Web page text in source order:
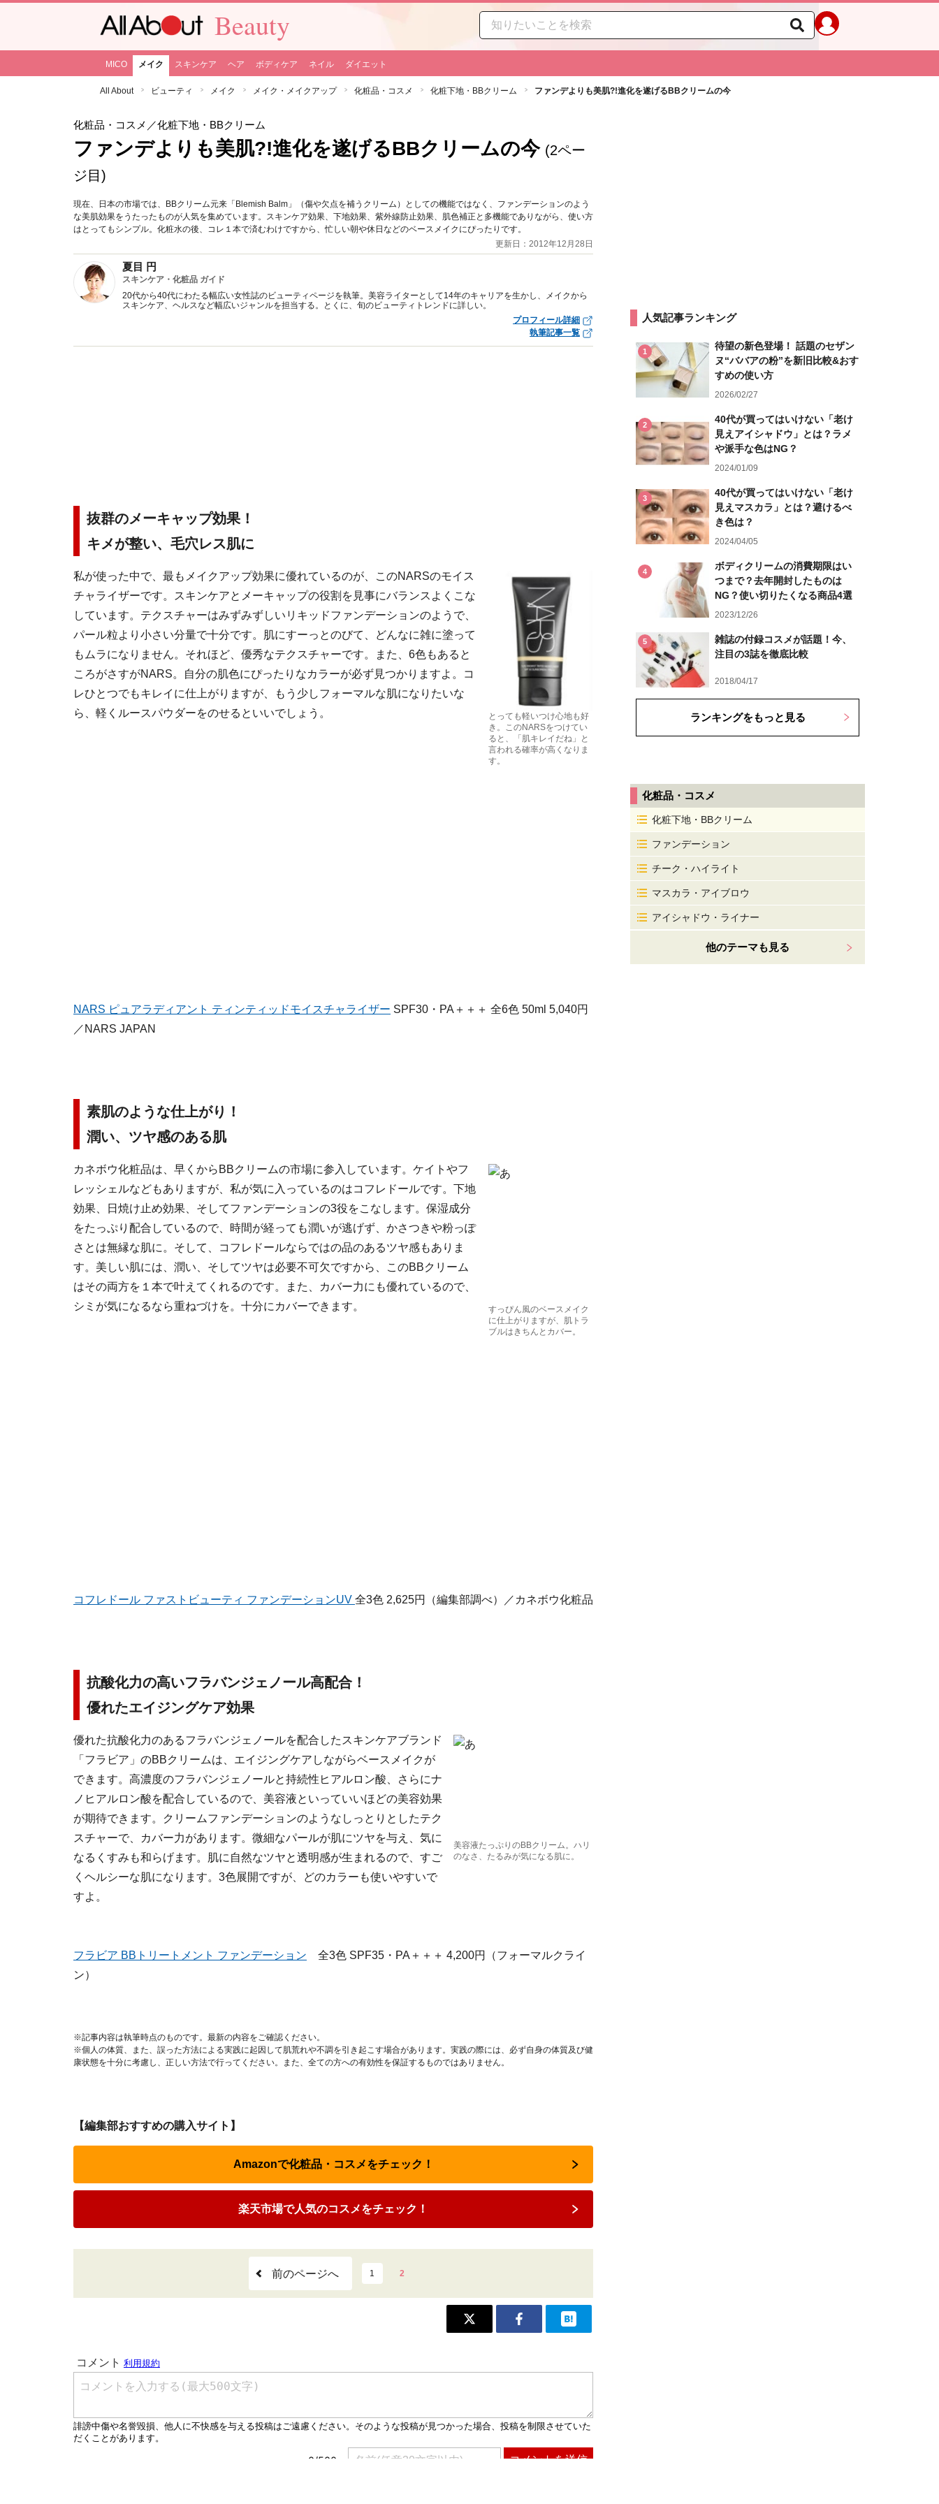
Beauty
MICO メイク スキンケア ヘア ボディケア ネイル ダイエット
All About ビューティ メイク メイク・メイクアップ 化粧品・コスメ 化粧下地・BBクリーム ファンデよりも美肌?!進化を遂げるBBクリームの今
化粧品・コスメ ／化粧下地・BBクリーム
ファンデよりも美肌?!進化を遂げるBBクリームの今 (2ペー
ジ目)
現在、日本の市場では、BBクリーム元来「Blemish Balm」（傷や欠点を補うクリーム）としての機能ではなく、ファンデーションのよう
な美肌効果をうたったものが人気を集めています。スキンケア効果、下地効果、紫外線防止効果、肌色補正と多機能でありながら、使い方
はとってもシンプル。化粧水の後、コレ１本で済むわけですから、忙しい朝や休日などのベースメイクにぴったりです。
更新日：2012年12月28日
夏目 円
スキンケア・化粧品 ガイド
20代から40代にわたる幅広い女性誌のビューティページを執筆。美容ライターとして14年のキャリアを生かし、メイクから
スキンケア、ヘルスなど幅広いジャンルを担当する。とくに、旬のビューティトレンドに詳しい。
プロフィール詳細
執筆記事一覧
抜群のメーキャップ効果！
キメが整い、毛穴レス肌に
とっても軽いつけ心地も好
き。このNARSをつけてい
ると、「肌キレイだね」と
言われる確率が高くなりま
す。
私が使った中で、最もメイクアップ効果に優れているのが、このNARSのモイス
チャライザーです。スキンケアとメーキャップの役割を見事にバランスよくこな
しています。テクスチャーはみずみずしいリキッドファンデーションのようで、
パール粒より小さい分量で十分です。肌にすーっとのびて、どんなに雑に塗って
もムラになりません。それほど、優秀なテクスチャーです。また、6色もあると
ころがさすがNARS。自分の肌色にぴったりなカラーが必ず見つかりますよ。コ
レひとつでもキレイに仕上がりますが、もう少しフォーマルな肌になりたいな
ら、軽くルースパウダーをのせるといいでしょう。
NARS ピュアラディアント ティンティッドモイスチャライザー SPF30・PA＋＋＋ 全6色 50ml 5,040円
／NARS JAPAN
素肌のような仕上がり！
潤い、ツヤ感のある肌
すっぴん風のベースメイク
に仕上がりますが、肌トラ
ブルはきちんとカバー。
カネボウ化粧品は、早くからBBクリームの市場に参入しています。ケイトやフ
レッシェルなどもありますが、私が気に入っているのはコフレドールです。下地
効果、日焼け止め効果、そしてファンデーションの3役をこなします。保湿成分
をたっぷり配合しているので、時間が経っても潤いが逃げず、かさつきや粉っぽ
さとは無縁な肌に。そして、コフレドールならではの品のあるツヤ感もありま
す。美しい肌には、潤い、そしてツヤは必要不可欠ですから、このBBクリーム
はその両方を１本で叶えてくれるのです。また、カバー力にも優れているので、
シミが気になるなら重ねづけを。十分にカバーできます。
コフレドール ファストビューティ ファンデーションUV 全3色 2,625円（編集部調べ）／カネボウ化粧品
抗酸化力の高いフラバンジェノール高配合！
優れたエイジングケア効果
美容液たっぷりのBBクリーム。ハリ
のなさ、たるみが気になる肌に。
優れた抗酸化力のあるフラバンジェノールを配合したスキンケアブランド
「フラビア」のBBクリームは、エイジングケアしながらベースメイクが
できます。高濃度のフラバンジェノールと持続性ヒアルロン酸、さらにナ
ノヒアルロン酸を配合しているので、美容液といっていいほどの美容効果
が期待できます。クリームファンデーションのようなしっとりとしたテク
スチャーで、カバー力があります。微細なパールが肌にツヤを与え、気に
なるくすみも和らげます。肌に自然なツヤと透明感が生まれるので、すご
くヘルシーな肌になります。3色展開ですが、どのカラーも使いやすいで
すよ。
フラビア BBトリートメント ファンデーション 全3色 SPF35・PA＋＋＋ 4,200円（フォーマルクライ
ン）
※記事内容は執筆時点のものです。最新の内容をご確認ください。
※個人の体質、また、誤った方法による実践に起因して肌荒れや不調を引き起こす場合があります。実践の際には、必ず自身の体質及び健
康状態を十分に考慮し、正しい方法で行ってください。また、全ての方への有効性を保証するものではありません。
【編集部おすすめの購入サイト】
Amazonで化粧品・コスメをチェック！
楽天市場で人気のコスメをチェック！
前のページへ 1 2
人気記事ランキング
1
待望の新色登場！ 話題のセザン
ヌ“ババアの粉”を新旧比較&おす
すめの使い方
2026/02/27
2
40代が買ってはいけない「老け
見えアイシャドウ」とは？ラメ
や派手な色はNG？
2024/01/09
3
40代が買ってはいけない「老け
見えマスカラ」とは？避けるべ
き色は？
2024/04/05
4
ボディクリームの消費期限はい
つまで？去年開封したものは
NG？使い切りたくなる商品4選
2023/12/26
5
雑誌の付録コスメが話題！今、
注目の3誌を徹底比較
2018/04/17
ランキングをもっと見る
化粧品・コスメ
化粧下地・BBクリーム
ファンデーション
チーク・ハイライト
マスカラ・アイブロウ
アイシャドウ・ライナー
他のテーマも見る